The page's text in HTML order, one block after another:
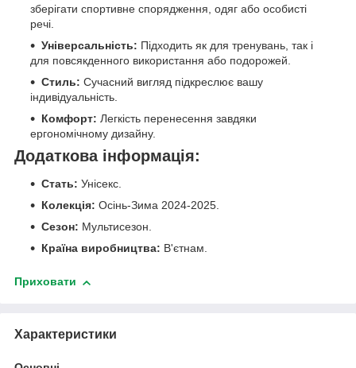
зберігати спортивне спорядження, одяг або особисті
речі.
Універсальність: Підходить як для тренувань, так і
для повсякденного використання або подорожей.
Стиль: Сучасний вигляд підкреслює вашу
індивідуальність.
Комфорт: Легкість перенесення завдяки
ергономічному дизайну.
Додаткова інформація:
Стать: Унісекс.
Колекція: Осінь-Зима 2024-2025.
Сезон: Мультисезон.
Країна виробництва: В'єтнам.
Приховати
Характеристики